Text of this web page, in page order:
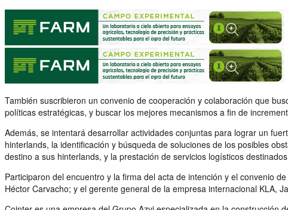
También suscribieron un convenio de cooperación y colaboración que
políticas estratégicas, y buscar los mejores mecanismos a fin de
Además, se intentará desarrollar actividades conjuntas para lograr un
hinterlands, la identificación y búsqueda de soluciones de los posibles
destino a sus hinterlands, y la prestación de servicios logísticos
Participaron del encuentro y la firma del acta de intención y el convenio
Héctor Carvacho; y el gerente general de la empresa internacional KLA,